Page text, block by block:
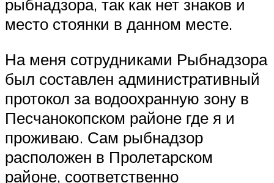
рыбнадзора, так как нет знаков и
место стоянки в данном месте.
На меня сотрудниками Рыбнадзора
был составлен административный
протокол за водоохранную зону в
Песчанокопском районе где я и
проживаю. Сам рыбнадзор
расположен в Пролетарском
районе, соответственно